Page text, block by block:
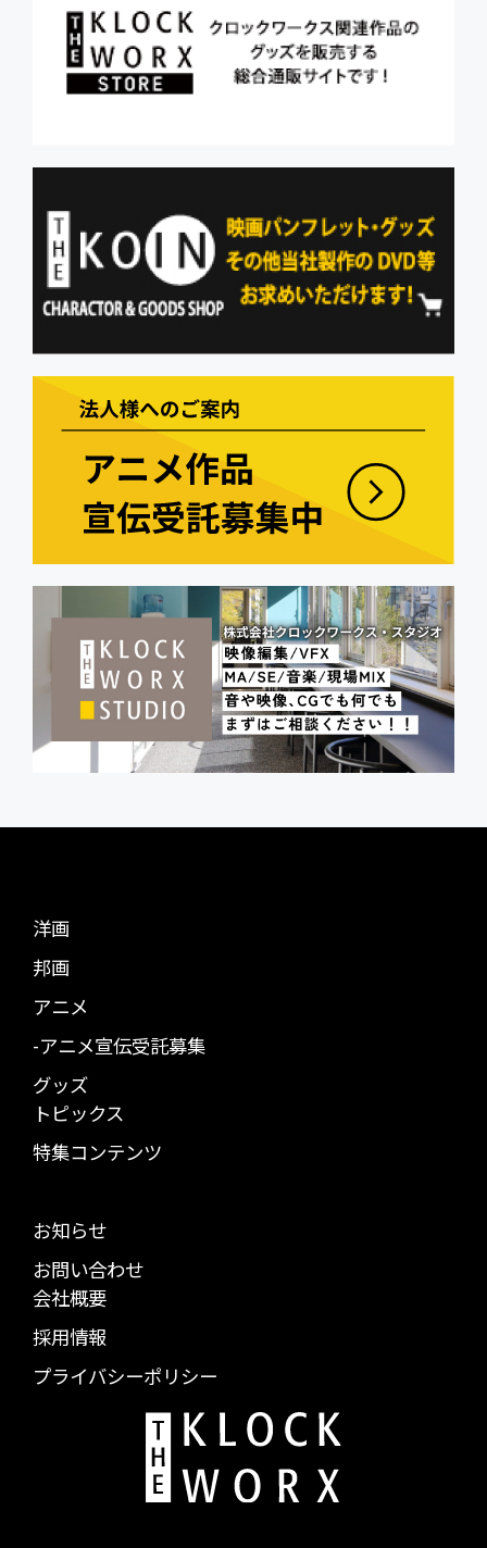
洋画
邦画
アニメ
-アニメ宣伝受託募集
グッズ
トピックス
特集コンテンツ
お知らせ
お問い合わせ
会社概要
採用情報
プライバシーポリシー